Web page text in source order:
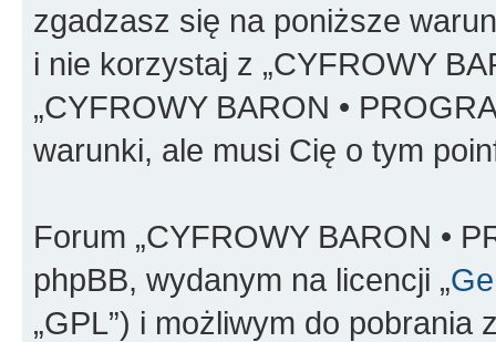
zgadzasz się na poniższe
i nie korzystaj z „CYFROWY
„CYFROWY BARON •
warunki, ale musi Cię o tym
Forum „CYFROWY BARON •
phpBB, wydanym na licencji „
„GPL”) i możliwym do pobrania